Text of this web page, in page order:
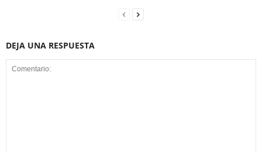
DEJA UNA RESPUESTA